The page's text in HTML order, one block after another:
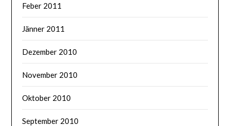
Feber 2011
Jänner 2011
Dezember 2010
November 2010
Oktober 2010
September 2010